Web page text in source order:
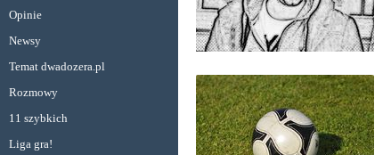
Opinie
Newsy
Temat dwadozera.pl
Rozmowy
11 szybkich
Liga gra!